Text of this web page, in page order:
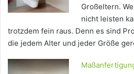
Großeltern.
nicht leisten
trotzdem fein raus. Denn es sind
die jedem Alter und jeder Größe